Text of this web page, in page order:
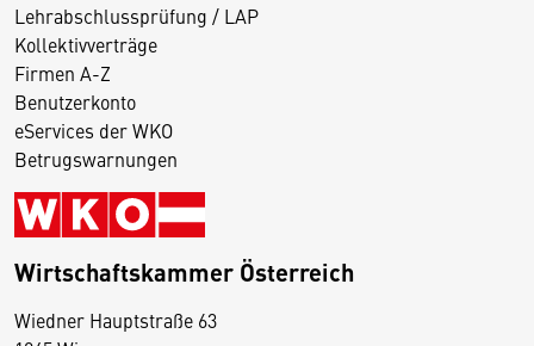
Lehrabschlussprüfung / LAP
Kollektivverträge
Firmen A-Z
Benutzerkonto
eServices der WKO
Betrugswarnungen
Wirtschaftskammer Österreich
Wiedner Hauptstraße 63
D